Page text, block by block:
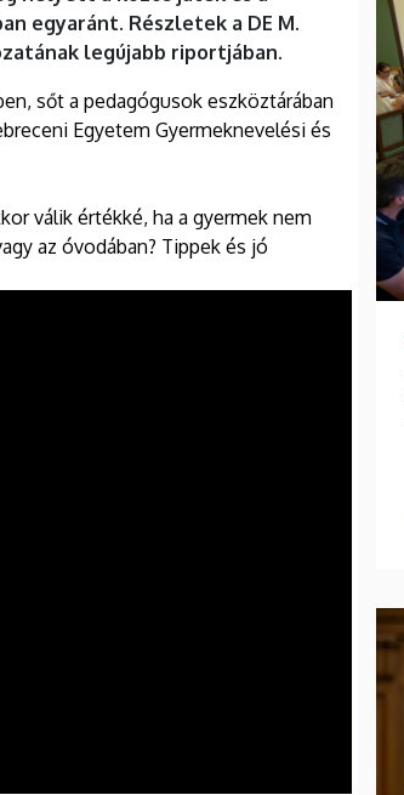
egyaránt. Részletek a DE M.
legújabb riportjában.
sőt a pedagógusok eszköztárában
Egyetem Gyermeknevelési és
válik értékké, ha a gyermek nem
az óvodában? Tippek és jó